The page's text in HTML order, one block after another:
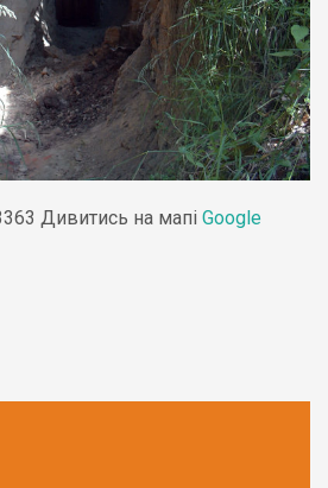
Дивитись на мапі Google